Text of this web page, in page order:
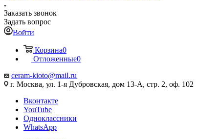
Заказать звонок
Задать вопрос
Войти
Корзина0
Отложенные0
ceram-kioto@mail.ru
г. Москва, ул. 1-я Дубровская, дом 13-А, стр. 2, оф. 102
Вконтакте
YouTube
Одноклассники
WhatsApp